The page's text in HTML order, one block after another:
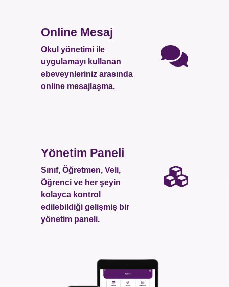
Online Mesaj
Okul yönetimi ile
uygulamayı kullanan
ebeveynleriniz arasında
online mesajlaşma.
Yönetim Paneli
Sınıf, Öğretmen, Veli,
Öğrenci ve her şeyin
kolayca kontrol
edilebildiği gelişmiş bir
yönetim paneli.